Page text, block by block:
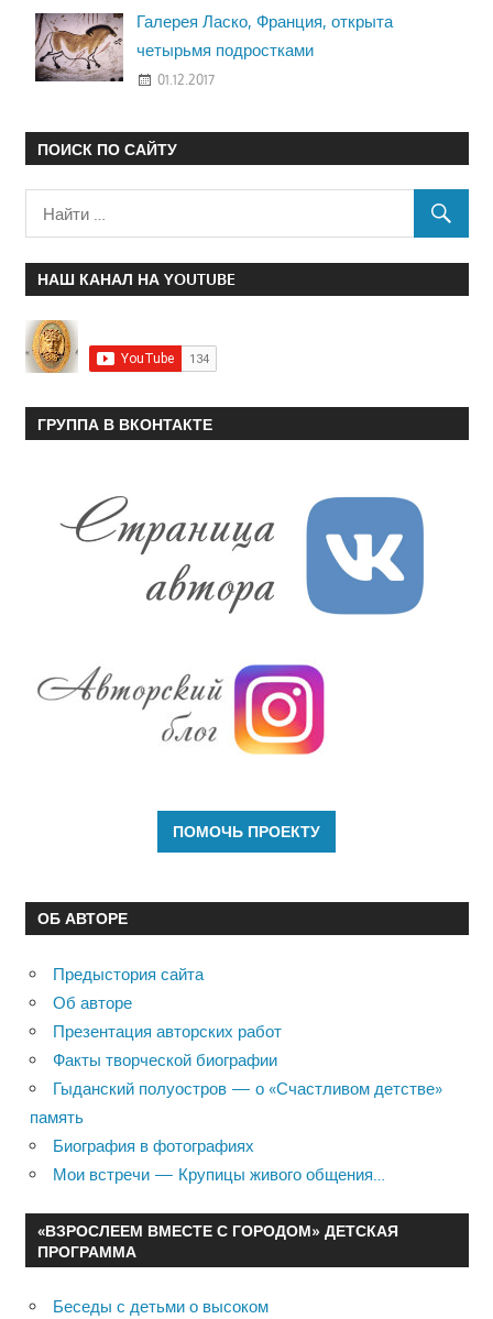
Галерея Ласко, Франция, открыта
четырьмя подростками
01.12.2017
ПОИСК ПО САЙТУ
НАШ КАНАЛ НА YOUTUBE
ГРУППА В ВКОНТАКТЕ
ОБ АВТОРЕ
Предыстория сайта
Об авторе
Презентация авторских работ
Факты творческой биографии
Гыданский полуостров — о «Счастливом детстве»
память
Биография в фотографиях
Мои встречи — Крупицы живого общения…
«ВЗРОСЛЕЕМ ВМЕСТЕ С ГОРОДОМ» ДЕТСКАЯ
ПРОГРАММА
Беседы с детьми о высоком